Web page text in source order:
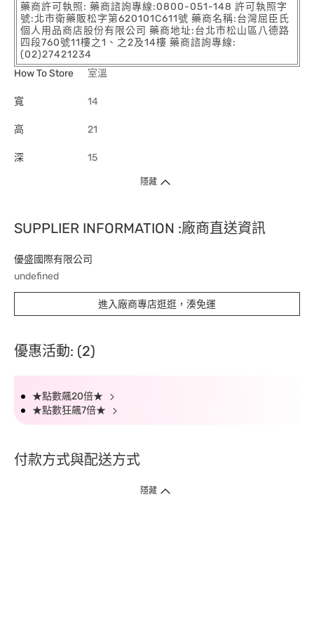
藥商許可執照: 藥商諮詢專線:0800-051-148 許可執照字
號:北市衛藥販松字第620101C611號 藥商名稱:台灣屈臣氏
個人用品商店股份有限公司 藥商地址:台北市松山區八德路
四段760號11樓之1、之2及14樓 藥商諮詢專線:
(02)27421234
How To Store
室溫
寬 14
高 21
深 15
隱藏
SUPPLIER INFORMATION :廠商直送資訊
優盛國際有限公司
undefined
進入廠商專店逛逛，湊免運
優惠活動: (2)
★點數飆20倍★
★點數狂飆7倍★
付款方式與配送方式
隱藏